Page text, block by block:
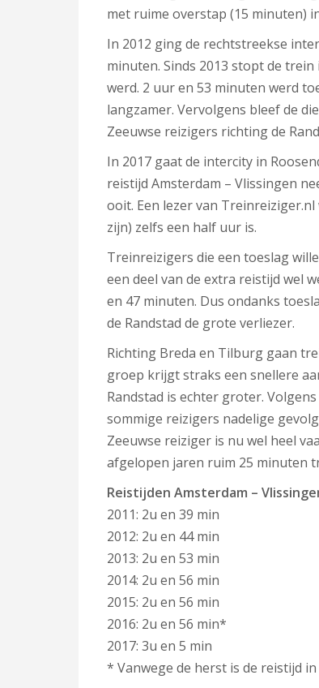
met ruime overstap (15 minuten)
In 2012 ging de rechtstreekse
minuten. Sinds 2013 stopt de
werd. 2 uur en 53 minuten werd
langzamer. Vervolgens bleef de
Zeeuwse reizigers richting de
In 2017 gaat de intercity in
reistijd Amsterdam – Vlissingen
ooit. Een lezer van
zijn) zelfs een half uur is.
Treinreizigers die een toeslag
een deel van de extra reistijd wel
en 47 minuten. Dus ondanks
de Randstad de grote verliezer.
Richting Breda en Tilburg gaan
groep krijgt straks een snellere
Randstad is echter groter.
sommige reizigers nadelige
Zeeuwse reiziger is nu wel heel
afgelopen jaren ruim 25 minuten
Reistijden Amsterdam –
2011: 2u en 39 min
2012: 2u en 44 min
2013: 2u en 53 min
2014: 2u en 56 min
2015: 2u en 56 min
2016: 2u en 56 min*
2017: 3u en 5 min
* Vanwege de herst is de reistijd